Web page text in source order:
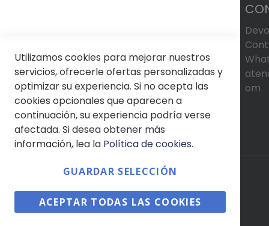
om
Utilizamos cookies para mejorar nuestros
servicios, ofrecerle ofertas personalizadas y
optimizar su experiencia. Si no acepta las
cookies opcionales que aparecen a
continuación, su experiencia podría verse
afectada. Si desea obtener más
información, lea la Política de cookies.
GUARDAR SELECCIÓN
ACEPTAR TODAS LAS COOKIES